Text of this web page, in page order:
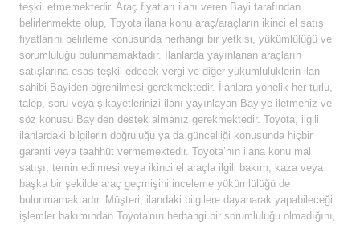
teşkil etmemektedir. Araç fiyatları ilanı veren Bayi tarafından
belirlenmekte olup, Toyota ilana konu araç/araçların ikinci el satış
fiyatlarını belirleme konusunda herhangi bir yetkisi, yükümlülüğü ve
sorumluluğu bulunmamaktadır. İlanlarda yayınlanan araçların
satışlarına esas teşkil edecek vergi ve diğer yükümlülüklerin ilan
sahibi Bayiden öğrenilmesi gerekmektedir. İlanlara yönelik her türlü,
talep, soru veya şikayetlerinizi ilanı yayınlayan Bayiye iletmeniz ve
söz konusu Bayiden destek almanız gerekmektedir. Toyota, ilgili
ilanlardaki bilgilerin doğruluğu ya da güncelliği konusunda hiçbir
garanti veya taahhüt vermemektedir. Toyota’nın ilana konu mal
satışı, temin edilmesi veya ikinci el araçla ilgili bakım, kaza veya
başka bir şekilde araç geçmişini inceleme yükümlülüğü de
bulunmamaktadır. Müşteri, ilandaki bilgilere dayanarak yapabileceği
işlemler bakımından Toyota'nın herhangi bir sorumluluğu olmadığını,